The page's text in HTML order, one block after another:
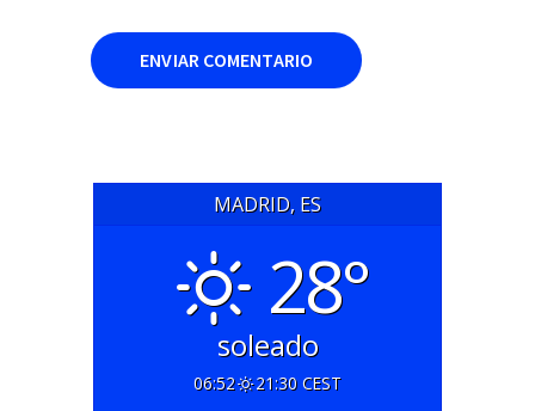
MADRID, ES
28°
soleado
06:52 21:30 CEST